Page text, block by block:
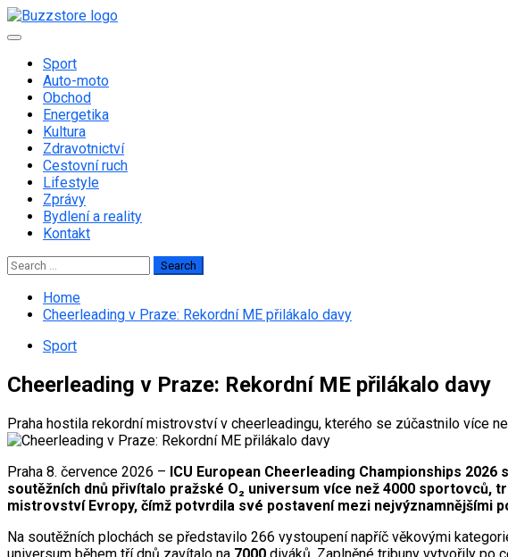
Skip
to
Primary
Sport
Auto-moto
Obchod
Energetika
Kultura
Zdravotnictví
Cestovní ruch
Lifestyle
Zprávy
Bydlení a reality
Kontakt
Search
for:
Home
Cheerleading v Praze: Rekordní ME přilákalo davy
Sport
Cheerleading v Praze: Rekordní ME přilákalo davy
Praha hostila rekordní mistrovství v cheerleadingu, kterého se zúčastnilo více
Praha 8. července 2026 – ICU European Cheerleading Championships
soutěžních dnů přivítalo pražské O₂ universum více než 4000
mistrovství Evropy, čímž potvrdila své postavení mezi nejvýznamnějšími
Na soutěžních plochách se představilo 266 vystoupení napříč věkovými